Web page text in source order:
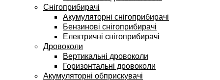
Снігоприбирачі
Акумуляторні снігоприбирачі
Бензинові снігоприбирачі
Електричні снігоприбирачі
Дровоколи
Вертикальні дровоколи
Горизонтальні дровоколи
Акумуляторні обприскувачі